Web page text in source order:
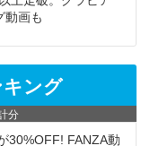
動画も
ング
分
30%OFF! FANZA動